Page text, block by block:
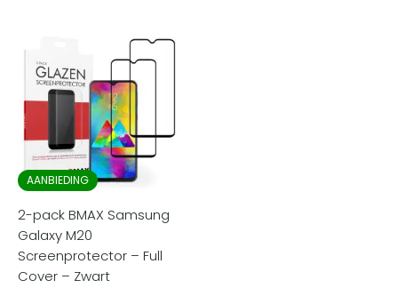
AANBIEDING
2-pack BMAX Samsung
Galaxy M20
Screenprotector – Full
Cover – Zwart